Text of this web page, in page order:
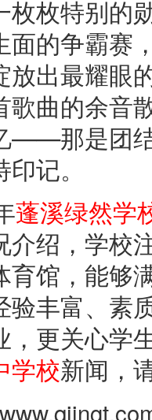
枚枚特别的
面的争霸赛
放出最耀眼
歌曲的余音
——那是团
记。
蓬溪绿然学
介绍，学校
育馆，能够
验丰富、素
，更关心学
学校新闻，